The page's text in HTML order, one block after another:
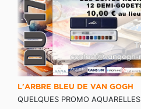
L'ARBRE BLEU DE VAN GOGH
QUELQUES PROMO AQUARELLES